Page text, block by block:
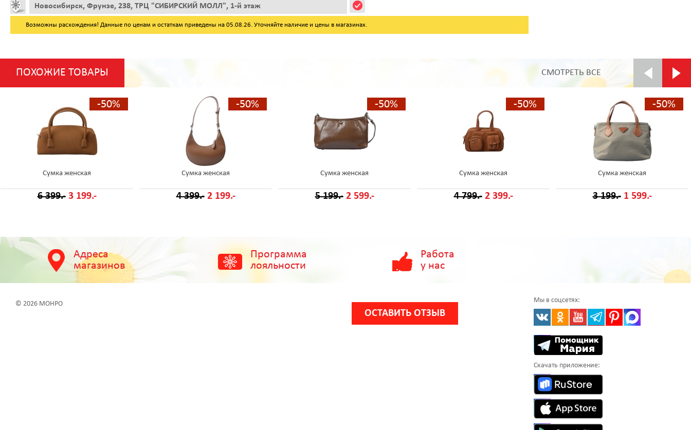
Новосибирск, Фрунзе, 238, ТРЦ "СИБИРСКИЙ МОЛЛ", 1-й этаж
Возможны расхождения! Данные по ценам и остаткам приведены на 05.08.26. Уточняйте наличие и цены в магазинах.
ПОХОЖИЕ ТОВАРЫ СМОТРЕТЬ ВСЕ
-50%
Сумка женская
6 399.- 3 199.-
-50%
Сумка женская
4 399.- 2 199.-
-50%
Сумка женская
5 199.- 2 599.-
-50%
Сумка женская
4 799.- 2 399.-
-50%
Сумка женская
3 199.- 1 599.-
Адреса
магазинов
Программа
лояльности
Работа
у нас
© 2026 МОНРО
ОСТАВИТЬ ОТЗЫВ
Мы в соцсетях:
Скачать приложение: